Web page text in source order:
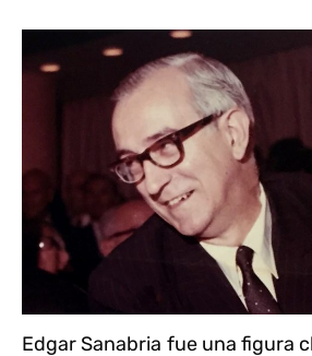
Edgar Sanabria fue una figura